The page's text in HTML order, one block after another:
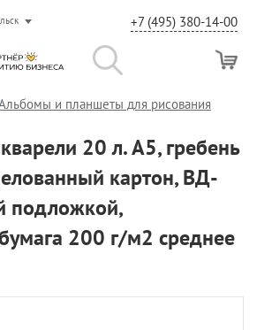
+7 (495) 380-14-00
и планшеты для рисования
20 л. А5, гребень
картон, ВД-
подложкой,
200 г/м2 среднее